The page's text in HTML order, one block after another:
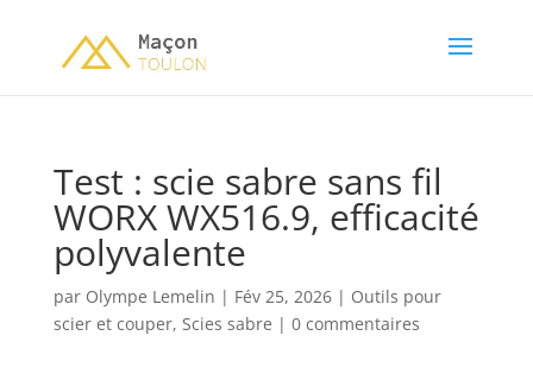
Test : scie sabre sans fil
WORX WX516.9, efficacité
polyvalente
par Olympe Lemelin | Fév 25, 2026| Outils pour
scier et couper, Scies sabre | 0 commentaires